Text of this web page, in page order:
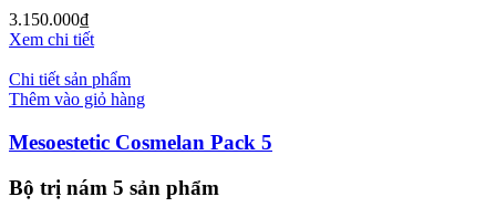
3.150.000₫
Xem chi tiết
Chi tiết sản phẩm
Thêm vào giỏ hàng
Mesoestetic Cosmelan Pack 5
Bộ trị nám 5 sản phẩm